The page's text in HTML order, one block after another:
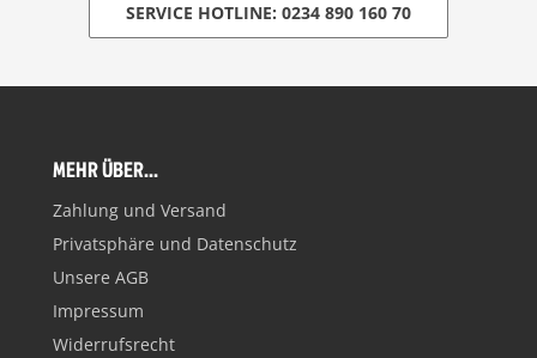
SERVICE HOTLINE: 0234 890 160 70
MEHR ÜBER...
Zahlung und Versand
Privatsphäre und Datenschutz
Unsere AGB
Impressum
Widerrufsrecht